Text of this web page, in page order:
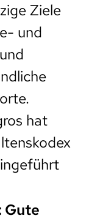
Ziele
und
hat
Gute